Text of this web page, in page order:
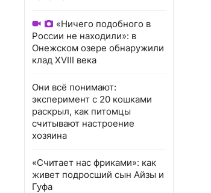
«Ничего подобного в
России не находили»: в
Онежском озере обнаружили
клад XVIII века
Они всё понимают:
эксперимент с 20 кошками
раскрыл, как питомцы
считывают настроение
хозяина
«Считает нас фриками»: как
живет подросший сын Айзы и
Гуфа